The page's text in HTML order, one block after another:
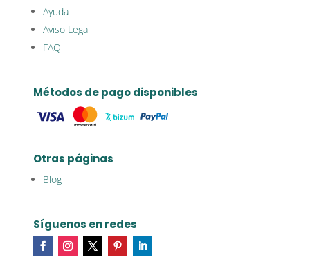
Ayuda
Aviso Legal
FAQ
Métodos de pago disponibles
Otras páginas
Blog
Síguenos en redes